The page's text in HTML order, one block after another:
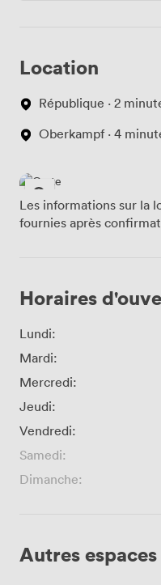
Location
République · 2
Oberkampf · 4
Les informations sur la
fournies après
Horaires
Lundi:
Mardi:
Mercredi:
Jeudi:
Vendredi:
Samedi:
Dimanche:
Autres